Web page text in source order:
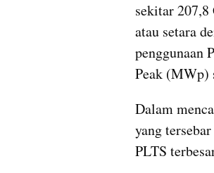
sekitar
atau setara
penggunaan
Peak (MWp)
Dalam
yang
PLTS